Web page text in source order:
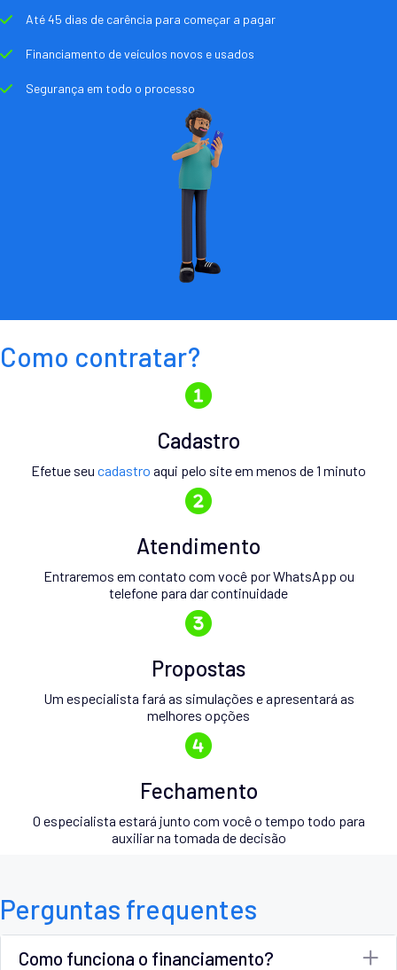
Até 45 dias de carência para começar a pagar
Financiamento de veículos novos e usados
Segurança em todo o processo
Como contratar?
Cadastro
Efetue seu cadastro aqui pelo site em menos de 1 minuto
Atendimento
Entraremos em contato com você por WhatsApp ou
telefone para dar continuidade
Propostas
Um especialista fará as simulações e apresentará as
melhores opções
Fechamento
O especialista estará junto com você o tempo todo para
auxiliar na tomada de decisão
Perguntas frequentes
Como funciona o financiamento?